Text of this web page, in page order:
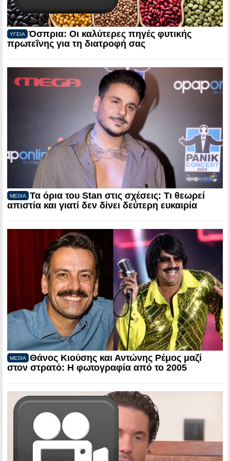
ΥΓΕΙΑ
Όσπρια: Οι καλύτερες πηγές φυτικής
πρωτεΐνης για τη διατροφή σας
MEDIA
Τα όρια του Stan στις σχέσεις: Τι θεωρεί
απιστία και γιατί δεν δίνει δεύτερη ευκαιρία
MEDIA
Θάνος Κιούσης και Αντώνης Ρέμος μαζί
στον στρατό: Η φωτογραφία από το 2005